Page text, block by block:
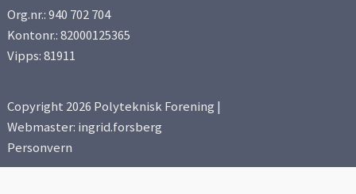
Org.nr.: 940 702 704
Kontonr.: 82000125365
Vipps: 81911
Copyright 2026 Polyteknisk Forening |
Webmaster: ingrid.forsberg
Personvern